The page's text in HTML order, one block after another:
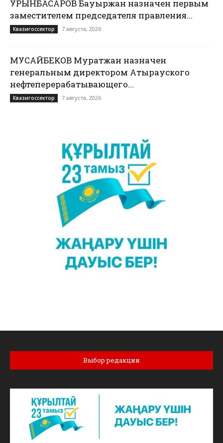
УРЫНБАСАРОВ Бауыржан назначен первым
заместителем председателя правления...
Квазигоссектор 7 августа, 2026
МУСАЙБЕКОВ Муратжан назначен
генеральным директором Атырауского
нефтеперерабатывающего...
Квазигоссектор 7 августа, 2026
Выбор редакции